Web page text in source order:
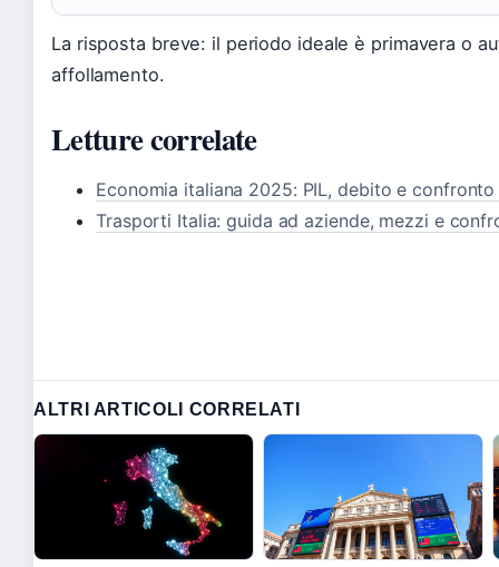
La risposta breve: il periodo ideale è primavera o
affollamento.
Letture correlate
Economia italiana 2025: PIL, debito e
Trasporti Italia: guida ad aziende, mezzi e
ALTRI ARTICOLI CORRELATI